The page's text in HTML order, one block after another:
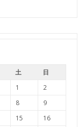
土
日
1
2
8
9
15
16